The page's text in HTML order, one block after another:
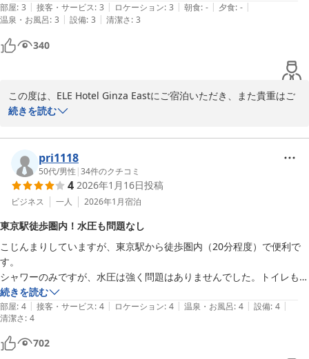
部屋: 3 | 接客・サービス: 3 | ロケーション: 3 | 朝食: - | 夕食: - |
温泉・お風呂: 3 | 設備: 3 | 清潔さ: 3
340
この度は、ELE Hotel Ginza Eastにご宿泊いただき、また貴重はご
意見をご投稿頂き、誠にありがとうございました。　ビジネス利用
す。　設備の面では確かにコンパクトですが、コスパよく？　ご宿
泊頂けた事、スタッフ一同　大変光栄です。　またのご宿泊をお待
ちしております。
ELE hotel Ginza East
2026-06-12
続きを読む
pri1118
50代/男性 |34件のクチコミ
4 2026年1月16日投稿
ビジネス 一人 2026年1月宿泊
東京駅徒歩圏内！水圧も問題なし
こじんまりしていますが、東京駅から徒歩圏内（20分程度）で便利で
す。
シャワーのみですが、水圧は強く問題はありませんでした。トイレも奇
麗でした。
続きを読む
部屋: 4 | 接客・サービス: 4 | ロケーション: 4 | 温泉・お風呂: 4 | 設備: 4 |
清潔さ: 4
702